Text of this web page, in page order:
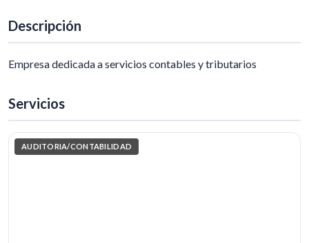
Descripción
Empresa dedicada a servicios contables y tributarios
Servicios
AUDITORIA/CONTABILIDAD